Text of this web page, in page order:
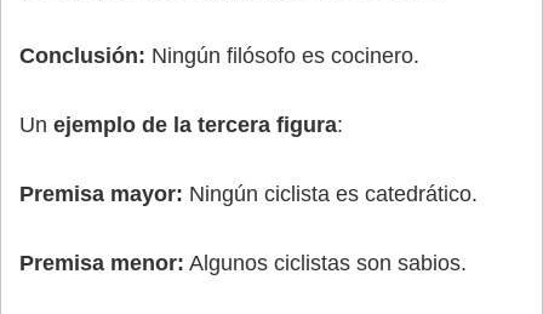
Conclusión: Ningún filósofo es cocinero.
Un ejemplo de la tercera figura:
Premisa mayor: Ningún ciclista es catedrático.
Premisa menor: Algunos ciclistas son sabios.